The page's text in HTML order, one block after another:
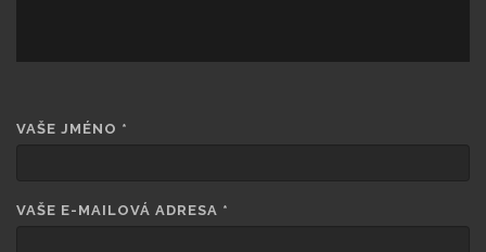
VAŠE JMÉNO *
VAŠE E-MAILOVÁ ADRESA *